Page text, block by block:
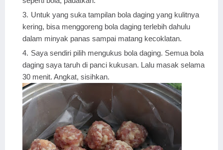
Untuk yang suka tampilan bola daging yang kulitnya
kering, bisa menggoreng bola daging terlebih dahulu
dalam minyak panas sampai matang kecoklatan.
Saya sendiri pilih mengukus bola daging. Semua bola
daging saya taruh di panci kukusan. Lalu masak selama
30 menit. Angkat, sisihkan.